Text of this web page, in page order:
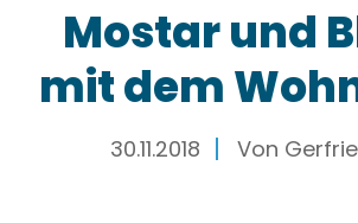
Mostar und
mit dem
30.11.2018 Von